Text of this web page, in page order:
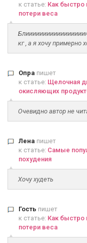
к статье: Как быстро
потери веса
кг , а я хочу примерно
Опра пишет
к статье: Щелочная
окисляющих
Очевидно автор не
Лена пишет
к статье: Самые
похудения
Хочу худеть
Гость пишет
к статье: Как быстро
потери веса